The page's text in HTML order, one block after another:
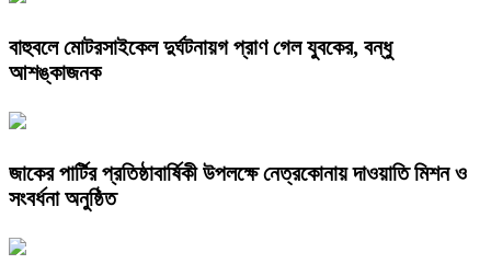
বাহুবলে মোটরসাইকেল দুর্ঘটনায়গ প্রাণ গেল যুবকের, বন্ধু
আশঙ্কাজনক
জাকের পার্টির প্রতিষ্ঠাবার্ষিকী উপলক্ষে নেত্রকোনায় দাওয়াতি মিশন ও
সংবর্ধনা অনুষ্ঠিত